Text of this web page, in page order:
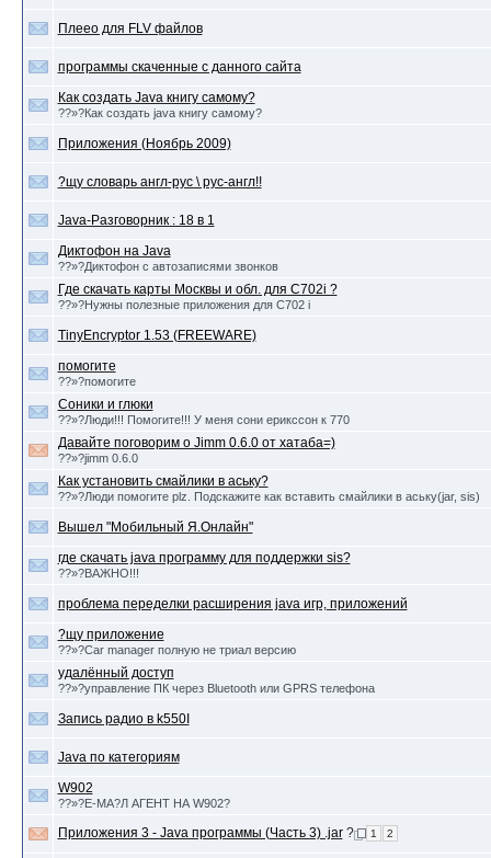
Плеео для FLV файлов
программы скаченные с данного сайта
Как создать Java книгу самому?
??»?Как создать java книгу самому?
Приложения (Ноябрь 2009)
?щу словарь англ-рус \ рус-англ!!
Java-Разговорник : 18 в 1
Диктофон на Java
??»?Диктофон с автозаписями звонков
Где скачать карты Москвы и обл. для С702i ?
??»?Нужны полезные приложения для С702 i
TinyEncryptor 1.53 (FREEWARE)
помогите
??»?помогите
Соники и глюки
??»?Люди!!! Помогите!!! У меня сони ерикссон к 770
Давайте поговорим о Jimm 0.6.0 от хатаба=)
??»?jimm 0.6.0
Как установить смайлики в аську?
??»?Люди помогите plz. Подскажите как вставить смайлики в аську(jar, sis)
Вышел "Мобильный Я.Онлайн"
где скачать java программу для поддержки sis?
??»?ВАЖНО!!!
проблема переделки расширения java игр, приложений
?щу приложение
??»?Car manager полную не триал версию
удалённый доступ
??»?управление ПК через Bluetooth или GPRS телефона
Запись радио в k550I
Java по категориям
W902
??»?Е-МА?Л АГЕНТ НА W902?
Приложения 3 - Java программы (Часть 3) .jar? 1 2